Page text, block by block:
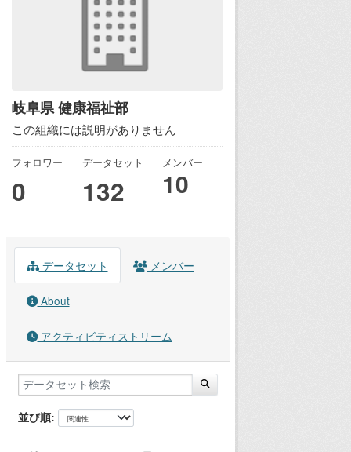
岐阜県 健康福祉部
この組織には説明がありません
フォロワー
0
データセット
132
メンバー
10
データセット メンバー
About
アクティビティストリーム
並び順